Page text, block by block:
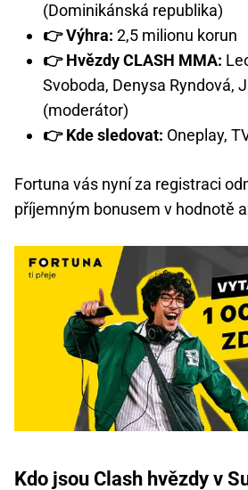
(Dominikánská republika)
👉 Výhra: 2,5 milionu korun
👉 Hvězdy CLASH MMA:
Svoboda, Denysa Ryndová,
(moderátor)
👉 Kde sledovat: Oneplay,
Fortuna vás nyní za registraci
příjemným bonusem v hodnotě
Kdo jsou Clash hvězdy v